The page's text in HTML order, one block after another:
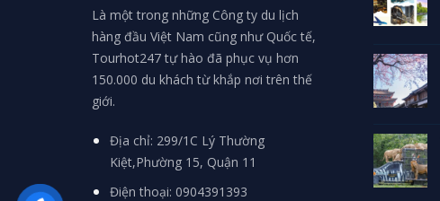
Là một trong những Công ty du lịch
hàng đầu Việt Nam cũng như Quốc tế,
Tourhot247 tự hào đã phục vụ hơn
150.000 du khách từ khắp nơi trên thế
giới.
Địa chỉ: 299/1C Lý Thường
Kiệt,Phường 15, Quận 11
Điện thoại: 0904391393